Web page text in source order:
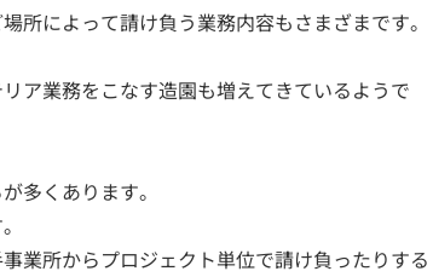
所によって請け負う業務内容もさまざまです。
ア業務をこなす造園も増えてきているようで
多くあります。
業所からプロジェクト単位で請け負ったりする